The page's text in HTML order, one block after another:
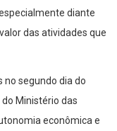
diante
das atividades que
segundo dia do
Ministério das
econômica e